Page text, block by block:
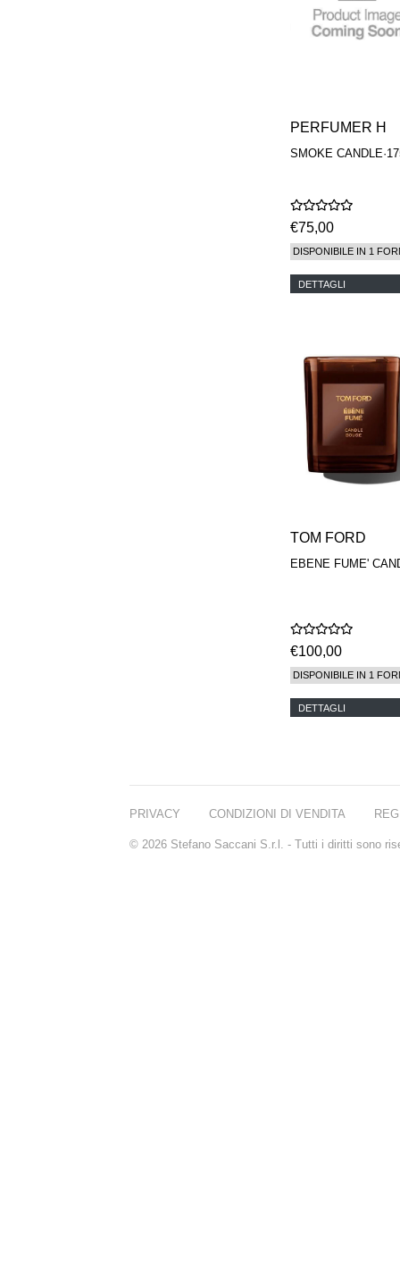
PERFUMER H
SMOKE
€75,00
DISPONIBILE IN 1
DETTAGLI
TOM FORD
EBENE FUME'
€100,00
DISPONIBILE IN 1
DETTAGLI
PRIVACY CONDIZIONI DI VENDITA
© 2026 Stefano Saccani S.r.l. - Tutti i diritti sono